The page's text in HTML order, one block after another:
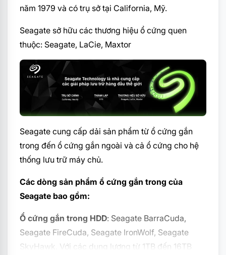
năm 1979 và có trụ sở tại California, Mỹ.
Seagate sở hữu các thương hiệu ổ cứng quen
thuộc: Seagate, LaCie, Maxtor
Seagate cung cấp dải sản phẩm từ ổ cứng gắn
trong đến ổ cứng gắn ngoài và cả ổ cứng cho hệ
thống lưu trữ máy chủ.
Các dòng sản phẩm ổ cứng gắn trong của
Seagate bao gồm:
Ổ cứng gắn trong HDD: Seagate BarraCuda,
Seagate FireCuda, Seagate IronWolf, Seagate
SkyHawk. Với các dung lượng từ 1TB đến 16TB